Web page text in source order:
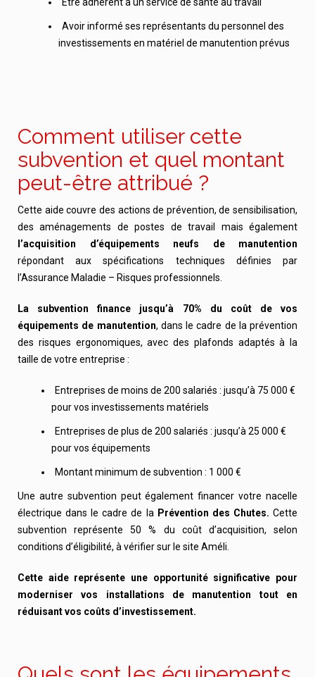
Avoir informé ses représentants du personnel des
investissements en matériel de manutention prévus
Comment utiliser cette
subvention et quel montant
peut-être attribué ?
Cette aide couvre des actions de prévention, de sensibilisation,
des aménagements de postes de travail mais également
l’acquisition d’équipements neufs de manutention
répondant aux spécifications techniques définies par
l’Assurance Maladie – Risques professionnels.
La subvention finance jusqu’à 70% du coût de vos
équipements de manutention, dans le cadre de la prévention
des risques ergonomiques, avec des plafonds adaptés à la
taille de votre entreprise :
Entreprises de moins de 200 salariés : jusqu’à 75 000 €
pour vos investissements matériels
Entreprises de plus de 200 salariés : jusqu’à 25 000 €
pour vos équipements
Montant minimum de subvention : 1 000 €
Une autre subvention peut également financer votre nacelle
électrique dans le cadre de la Prévention des Chutes.Cette
subvention représente 50 % du coût d’acquisition, selon
conditions d’éligibilité, à vérifier sur le site Améli.
Cette aide représente une opportunité significative pour
moderniser vos installations de manutention tout en
réduisant vos coûts d’investissement.